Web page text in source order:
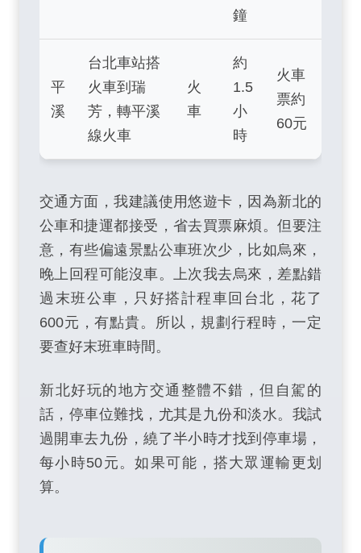
鐘
平
溪
台北車站搭
火車到瑞
芳，轉平溪
線火車
火
車
約
1.5
小
時
火車
票約
60元
交通方面，我建議使用悠遊卡，因為新北的
公車和捷運都接受，省去買票麻煩。但要注
意，有些偏遠景點公車班次少，比如烏來，
晚上回程可能沒車。上次我去烏來，差點錯
過末班公車，只好搭計程車回台北，花了
600元，有點貴。所以，規劃行程時，一定
要查好末班車時間。
新北好玩的地方交通整體不錯，但自駕的
話，停車位難找，尤其是九份和淡水。我試
過開車去九份，繞了半小時才找到停車場，
每小時50元。如果可能，搭大眾運輸更划
算。